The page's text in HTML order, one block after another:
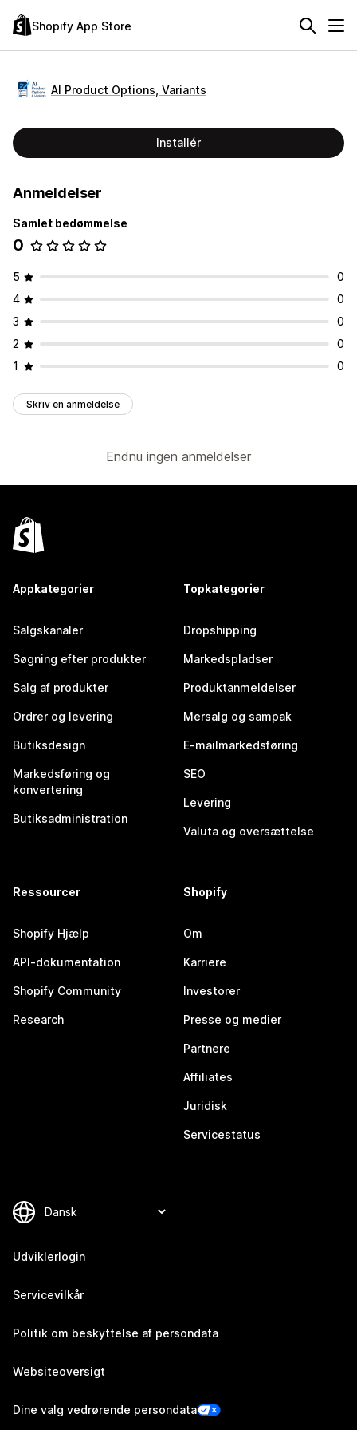
Shopify App Store
AI Product Options, Variants
Installér
Anmeldelser
Samlet bedømmelse
0
5
0
4
0
3
0
2
0
1
0
Skriv en anmeldelse
Endnu ingen anmeldelser
Appkategorier
Salgskanaler
Søgning efter produkter
Salg af produkter
Ordrer og levering
Butiksdesign
Markedsføring og
konvertering
Butiksadministration
Topkategorier
Dropshipping
Markedspladser
Produktanmeldelser
Mersalg og sampak
E-mailmarkedsføring
SEO
Levering
Valuta og oversættelse
Ressourcer
Shopify Hjælp
API-dokumentation
Shopify Community
Research
Shopify
Om
Karriere
Investorer
Presse og medier
Partnere
Affiliates
Juridisk
Servicestatus
Udviklerlogin
Servicevilkår
Politik om beskyttelse af persondata
Websiteoversigt
Dine valg vedrørende persondata